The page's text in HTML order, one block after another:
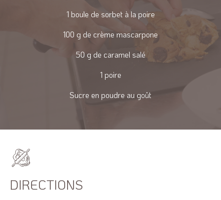
1 boule de sorbet à la poire
100 g de crème mascarpone
50 g de caramel salé
1 poire
Sucre en poudre au goût
DIRECTIONS